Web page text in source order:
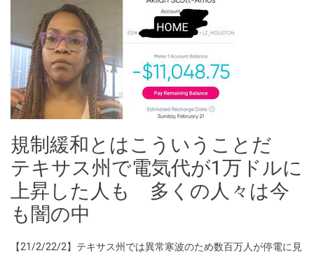
規制緩和とはこういうことだ
テキサス州で電気代が1万ドルに
上昇した人も 多くの人々は今
も闇の中
【21/2/22/2】テキサス州では異常寒波のため数百万人が停電に見